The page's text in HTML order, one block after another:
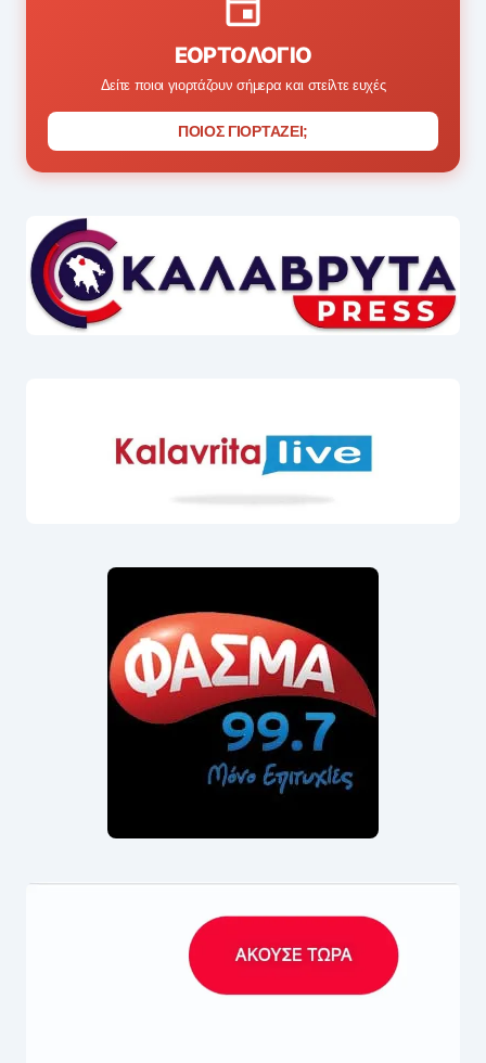
ΕΟΡΤΟΛΌΓΙΟ
Δείτε ποιοι γιορτάζουν σήμερα και στείλτε ευχές
ΠΟΙΟΣ ΓΙΟΡΤΑΖΕΙ;